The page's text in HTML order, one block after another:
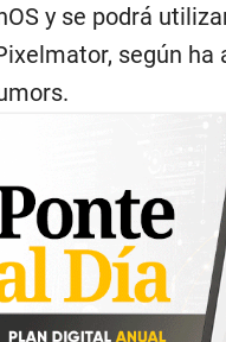
y se podrá
según